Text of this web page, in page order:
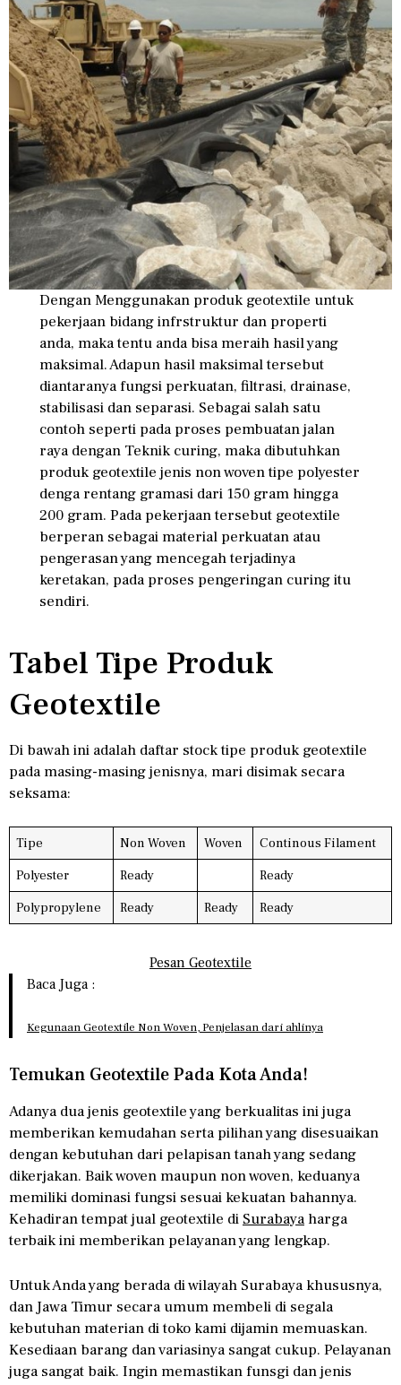
Dengan Menggunakan produk geotextile untuk
pekerjaan bidang infrstruktur dan properti
anda, maka tentu anda bisa meraih hasil yang
maksimal. Adapun hasil maksimal tersebut
diantaranya fungsi perkuatan, filtrasi, drainase,
stabilisasi dan separasi. Sebagai salah satu
contoh seperti pada proses pembuatan jalan
raya dengan Teknik curing, maka dibutuhkan
produk geotextile jenis non woven tipe polyester
denga rentang gramasi dari 150 gram hingga
200 gram. Pada pekerjaan tersebut geotextile
berperan sebagai material perkuatan atau
pengerasan yang mencegah terjadinya
keretakan, pada proses pengeringan curing itu
sendiri.
Tabel Tipe Produk
Geotextile
Di bawah ini adalah daftar stock tipe produk geotextile
pada masing-masing jenisnya, mari disimak secara
seksama:
Tipe Non Woven Woven
Continous Filament
Polyester
Ready
Ready
Polypropylene
Ready Ready Ready
Pesan Geotextile
Baca Juga :
Kegunaan Geotextile Non Woven, Penjelasan dari ahlinya
Temukan Geotextile Pada Kota Anda!
Adanya dua jenis geotextile yang berkualitas ini juga
memberikan kemudahan serta pilihan yang disesuaikan
dengan kebutuhan dari pelapisan tanah yang sedang
dikerjakan. Baik woven maupun non woven, keduanya
memiliki dominasi fungsi sesuai kekuatan bahannya.
Kehadiran tempat jual geotextile di Surabaya harga
terbaik ini memberikan pelayanan yang lengkap.
Untuk Anda yang berada di wilayah Surabaya khususnya,
dan Jawa Timur secara umum membeli di segala
kebutuhan materian di toko kami dijamin memuaskan.
Kesediaan barang dan variasinya sangat cukup. Pelayanan
juga sangat baik. Ingin memastikan funsgi dan jenis